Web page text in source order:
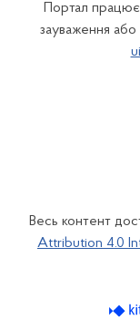
Портал
зауваження або
Весь контент
Attribution 4.0